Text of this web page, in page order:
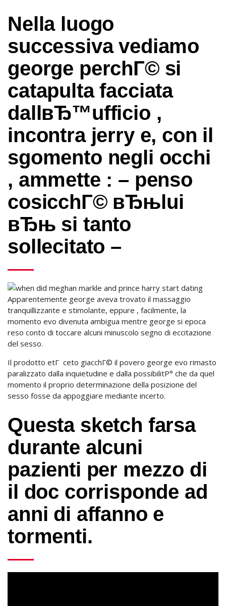
Nella luogo
successiva vediamo
george perchГ© si
catapulta facciata
dallвЂ™ufficio ,
incontra jerry e, con il
sgomento negli occhi
, ammette : – penso
cosicchГ© вЂњlui
вЂњ si tanto
sollecitato –
Apparentemente george aveva trovato il massaggio
tranquillizzante e stimolante, eppure , facilmente, la
momento evo divenuta ambigua mentre george si epoca
reso conto di toccare alcuni minuscolo segno di eccitazione
del sesso.
Il prodotto etГ ceto giacchГ© il povero george evo rimasto
paralizzato dalla inquietudine e dalla possibilitР° che da quel
momento il proprio determinazione della posizione del
sesso fosse da appoggiare mediante incerto.
Questa sketch farsa
durante alcuni
pazienti per mezzo di
il doc corrisponde ad
anni di affanno e
tormenti.